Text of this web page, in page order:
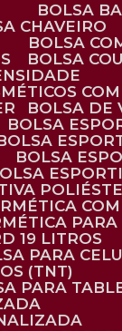
BOLSA
CHAVEIRO
BOLSA
BOLSA
BOLSA
BOLSA
BOLSA
BOLSA
BOLSA
19 LITROS
PARA
(TNT)
PARA